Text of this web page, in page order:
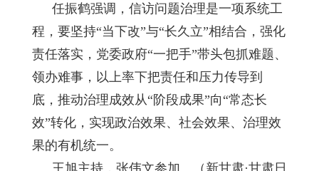
任振鹤强调，信访问题治理是一项系统工
程，要坚持“当下改”与“长久立”相结合，强化
责任落实，党委政府“一把手”带头包抓难题、
领办难事，以上率下把责任和压力传导到
底，推动治理成效从“阶段成果”向“常态长
效”转化，实现政治效果、社会效果、治理效
果的有机统一。
王旭主持，张伟文参加。（新甘肃·甘肃日